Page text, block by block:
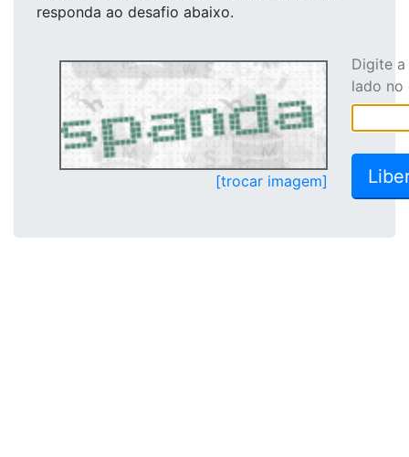
responda ao desafio abaixo.
[trocar imagem]
Digite
lado no